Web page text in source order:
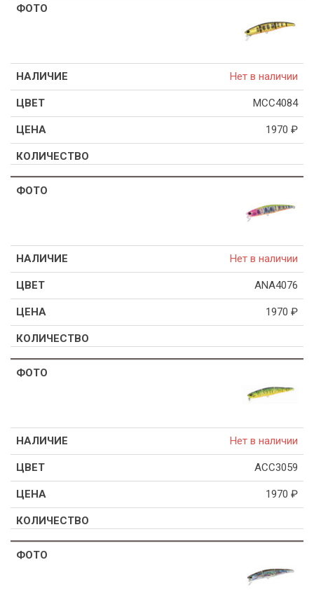
Нет в наличии
MCC4084
1970 ₽
Нет в наличии
ANA4076
1970 ₽
Нет в наличии
ACC3059
1970 ₽